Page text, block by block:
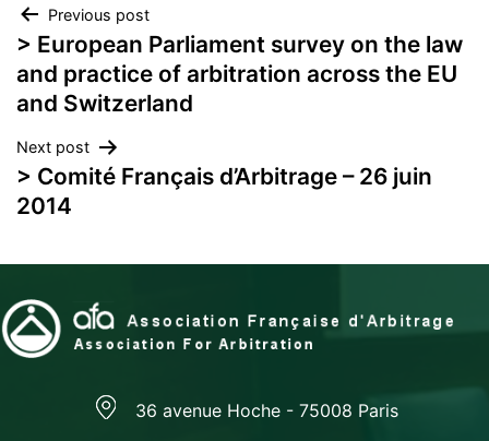
Navigation
de
l’article
Previous post
> European Parliament survey on the law
and practice of arbitration across the EU
and Switzerland
Next post
> Comité Français d’Arbitrage – 26 juin
2014
36 avenue Hoche - 75008 Paris